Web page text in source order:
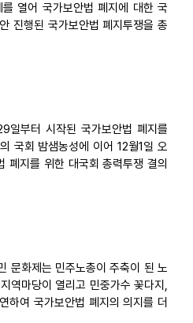
열어 국가보안법 폐지에 대한 국
진행된 국가보안법 폐지투쟁을 총
일부터 시작된 국가보안법 폐지를
국회 밤샘농성에 이어 12월1일 오
폐지를 위한 대국회 총력투쟁 결의
문화제는 민주노총이 주축이 된 노
역마당이 열리고 민중가수 꽃다지,
하여 국가보안법 폐지의 의지를 더